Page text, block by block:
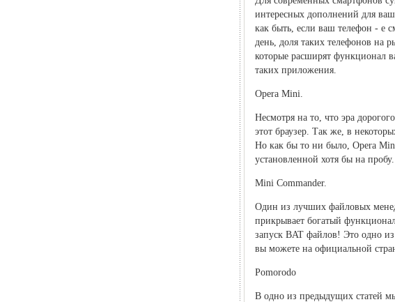
интересных дополнений для
как быть, если ваш телефон - е
день, доля таких телефонов на
которые расширят функционал
таких приложения.
Opera Mini.
Несмотря на то, что эра
этот браузер. Так же, в
Но как бы то ни было, Opera
установленной хотя бы на
Mini Commander.
Один из лучших файловых
прикрывает богатый
запуск BAT файлов! Это одно
вы можете на официальной
Pomorodo
В одно из предыдущих статей